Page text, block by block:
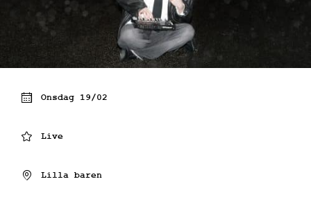
Onsdag 19/02
Live
Lilla baren